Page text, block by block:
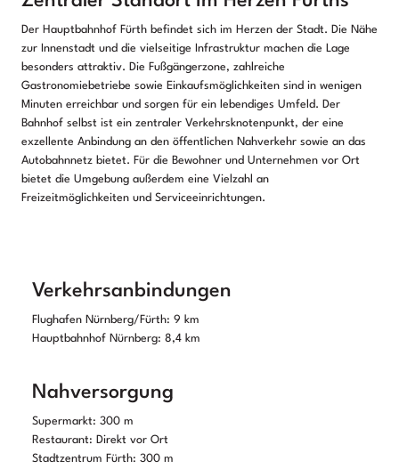
Der Hauptbahnhof Fürth befindet sich im Herzen der Stadt. Die Nähe
zur Innenstadt und die vielseitige Infrastruktur machen die Lage
besonders attraktiv. Die Fußgängerzone, zahlreiche
Gastronomiebetriebe sowie Einkaufsmöglichkeiten sind in wenigen
Minuten erreichbar und sorgen für ein lebendiges Umfeld. Der
Bahnhof selbst ist ein zentraler Verkehrsknotenpunkt, der eine
exzellente Anbindung an den öffentlichen Nahverkehr sowie an das
Autobahnnetz bietet. Für die Bewohner und Unternehmen vor Ort
bietet die Umgebung außerdem eine Vielzahl an
Freizeitmöglichkeiten und Serviceeinrichtungen.
Verkehrsanbindungen
Flughafen Nürnberg/Fürth: 9 km
Hauptbahnhof Nürnberg: 8,4 km
Nahversorgung
Supermarkt: 300 m
Restaurant: Direkt vor Ort
Stadtzentrum Fürth: 300 m